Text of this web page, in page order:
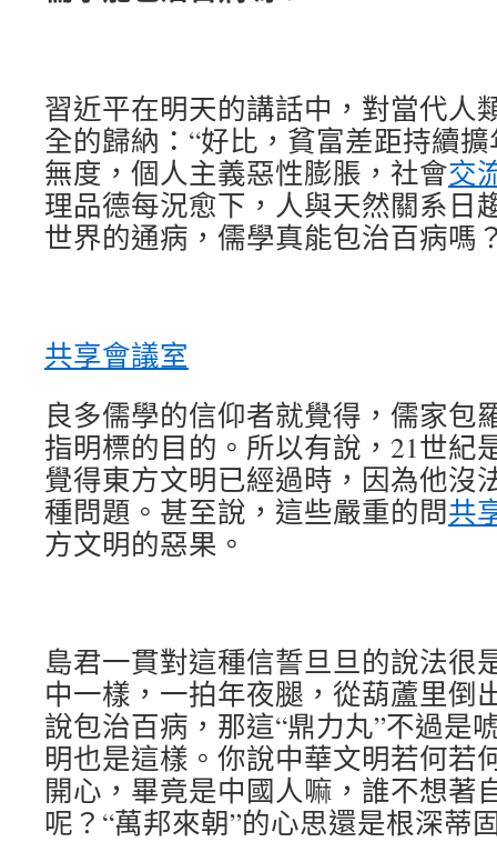
習近平在明天的講話中，對當代人
全的歸納：“好比，貧富差距持續
無度，個人主義惡性膨脹，社會交
理品德每況愈下，人與天然關系日
世界的通病，儒學真能包治百病嗎
共享會議室
良多儒學的信仰者就覺得，儒家包
指明標的目的。所以有說，21世紀
覺得東方文明已經過時，因為他沒
種問題。甚至說，這些嚴重的問共
方文明的惡果。
島君一貫對這種信誓旦旦的說法很
中一樣，一拍年夜腿，從葫蘆里倒
說包治百病，那這“鼎力丸”不過是
明也是這樣。你說中華文明若何若
開心，畢竟是中國人嘛，誰不想著
呢？“萬邦來朝”的心思還是根深蒂